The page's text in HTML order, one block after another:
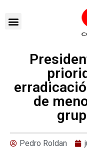
de
Pedro Roldan